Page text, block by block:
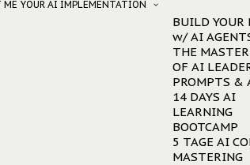
ME YOUR AI IMPLEMENTATION
BUILD YOUR
w/ AI
THE
OF AI
PROMPTS &
14 DAYS AI
LEARNING
BOOTCAMP
5 TAGE AI
MASTERING